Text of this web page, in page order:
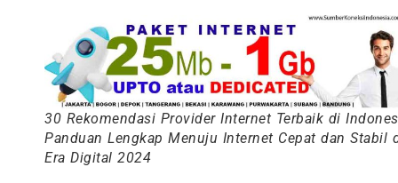
30 Rekomendasi Provider Internet Terbaik di
Panduan Lengkap Menuju Internet Cepat dan Stabil
Era Digital 2024